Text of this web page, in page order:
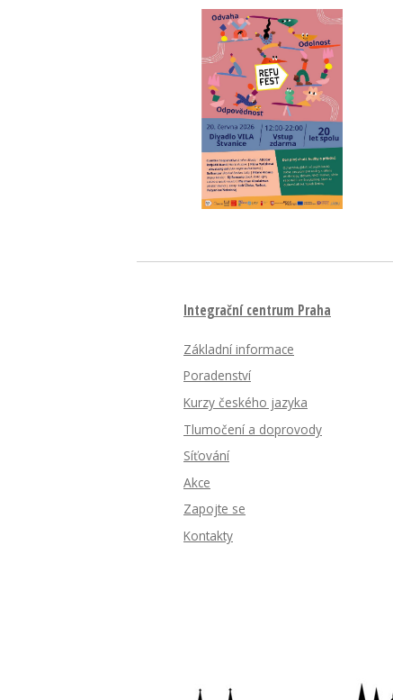
Integrační centrum Praha
Základní informace
Poradenství
Kurzy českého jazyka
Tlumočení a doprovody
Síťování
Akce
Zapojte se
Kontakty